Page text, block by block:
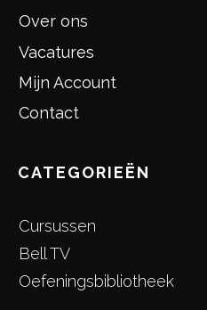
Over ons
Vacatures
Mijn Account
Contact
CATEGORIEËN
Cursussen
Bell TV
Oefeningsbibliotheek